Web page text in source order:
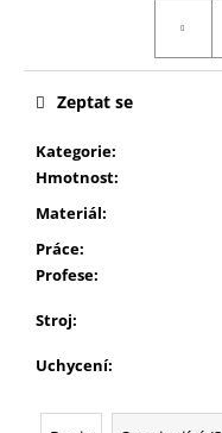
Kategorie:
Hmotnost:
Materiál:
Práce:
Profese:
Stroj:
Uchycení:
Zeptat se